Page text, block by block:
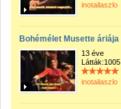
inotailaszlo
Bohémélet Musette áriája
13 éve
Látták:1005
inotailaszlo